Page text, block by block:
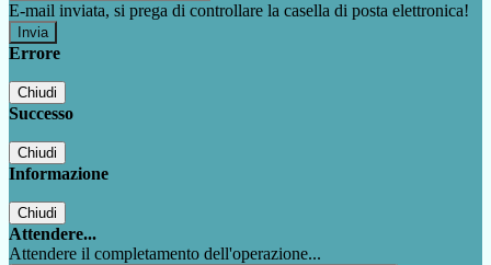
E-mail inviata, si prega di controllare la casella di posta elettronica!
Errore
Chiudi
Successo
Chiudi
Informazione
Chiudi
Attendere...
Attendere il completamento dell'operazione...